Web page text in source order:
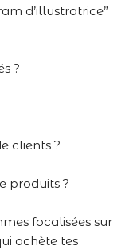
d’illustratrice”
?
clients ?
produits ?
focalisées sur
achète tes